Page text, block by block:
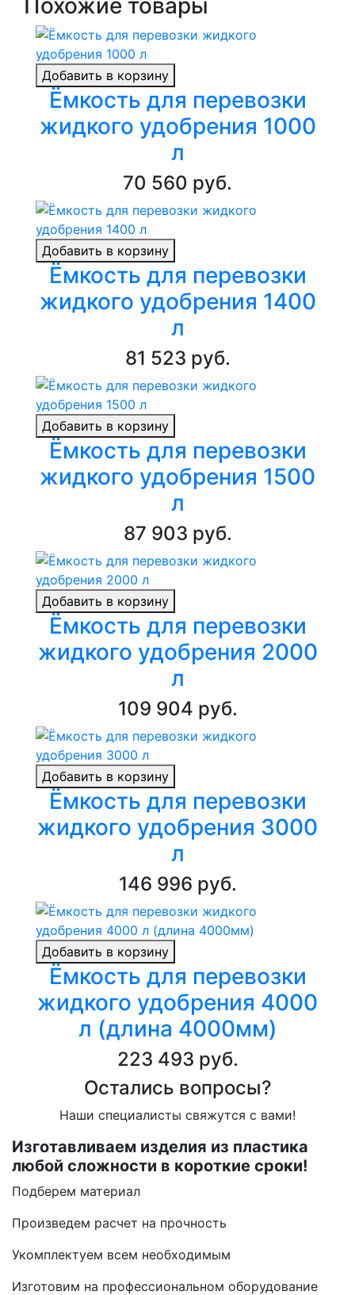
Добавить в корзину
Ёмкость для перевозки
жидкого удобрения 1000
л
70 560 руб.
Добавить в корзину
Ёмкость для перевозки
жидкого удобрения 1400
л
81 523 руб.
Добавить в корзину
Ёмкость для перевозки
жидкого удобрения 1500
л
87 903 руб.
Добавить в корзину
Ёмкость для перевозки
жидкого удобрения 2000
л
109 904 руб.
Добавить в корзину
Ёмкость для перевозки
жидкого удобрения 3000
л
146 996 руб.
Добавить в корзину
Ёмкость для перевозки
жидкого удобрения 4000
л (длина 4000мм)
223 493 руб.
Остались вопросы?
Наши специалисты свяжутся с вами!
Изготавливаем изделия из пластика
любой сложности в короткие сроки!
Подберем материал
Произведем расчет на прочность
Укомплектуем всем необходимым
Изготовим на профессиональном оборудование